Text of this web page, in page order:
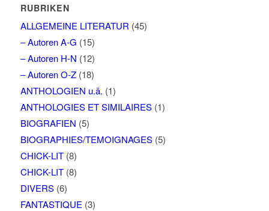
RUBRIKEN
ALLGEMEINE LITERATUR (45)
– Autoren A-G (15)
– Autoren H-N (12)
– Autoren O-Z(18)
ANTHOLOGIEN u.ä. (1)
ANTHOLOGIES ET SIMILAIRES(1)
BIOGRAFIEN (5)
BIOGRAPHIES/TEMOIGNAGES(5)
CHICK-LIT(8)
CHICK-LIT(8)
DIVERS(6)
FANTASTIQUE (3)